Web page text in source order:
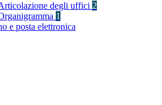
degli uffici 2
1
e posta elettronica